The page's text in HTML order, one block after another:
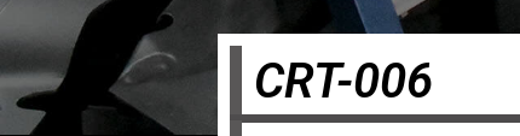
CRT-006